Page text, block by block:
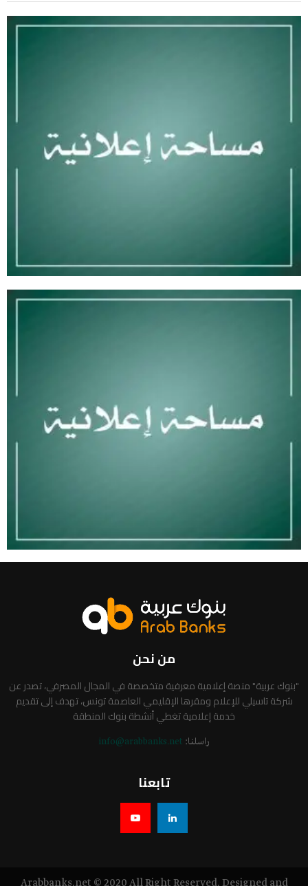
من نحن
"بنوك عربية" منصة إعلامية معرفية متخصصة في المجال المصرفي، تصدر عن
شركة تاسيلي للإعلام ومقرها الإقليمي العاصمة تونس، تهدف إلى تقديم
خدمة إعلامية تغطي أنشطة بنوك المنطقة
راسلنا: info@arabbanks.net
تابعنا
Arabbanks.net © 2020 All Right Reserved. Designed and